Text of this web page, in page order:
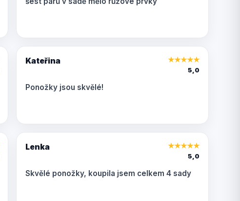
Kateřina ★★★★★
5,0
Ponožky jsou skvělé!
Lenka ★★★★★
5,0
Skvělé ponožky, koupila jsem celkem 4 sady